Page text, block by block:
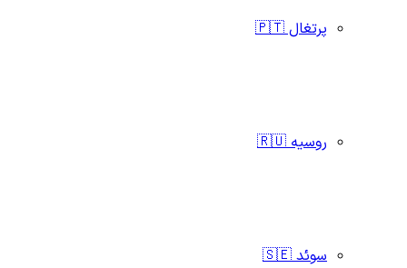
پرتغال 🇵🇹
روسیه 🇷🇺
سوئد 🇸🇪